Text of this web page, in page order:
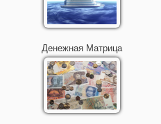
Денежная Матрица